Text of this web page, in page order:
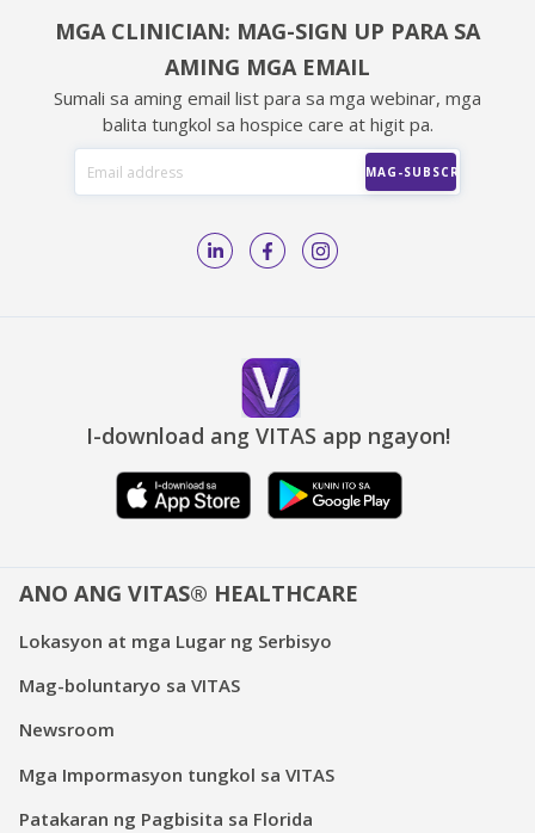
MGA CLINICIAN: MAG-SIGN UP PARA SA
AMING MGA EMAIL
Sumali sa aming email list para sa mga webinar, mga
balita tungkol sa hospice care at higit pa.
I-download ang VITAS app ngayon!
ANO ANG VITAS® HEALTHCARE
Lokasyon at mga Lugar ng Serbisyo
Mag-boluntaryo sa VITAS
Newsroom
Mga Impormasyon tungkol sa VITAS
Patakaran ng Pagbisita sa Florida